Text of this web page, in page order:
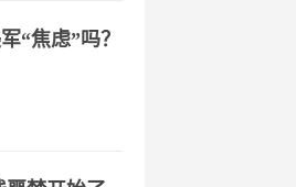
“焦虑”吗？